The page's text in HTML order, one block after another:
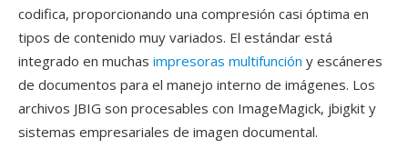
codifica, proporcionando una compresión casi óptima en
tipos de contenido muy variados. El estándar está
integrado en muchas impresoras multifunción y escáneres
de documentos para el manejo interno de imágenes. Los
archivos JBIG son procesables con ImageMagick, jbigkit y
sistemas empresariales de imagen documental.